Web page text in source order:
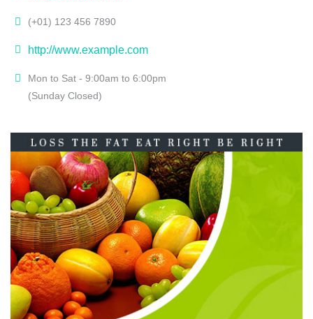
(+01) 123 456 7890
http://www.example.com
Mon to Sat - 9:00am to 6:00pm
(Sunday Closed)